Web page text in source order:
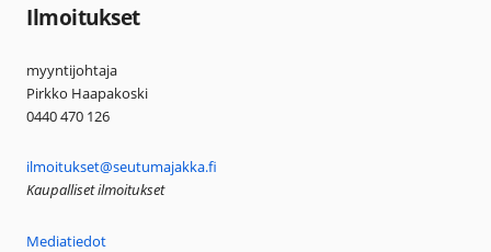
Ilmoitukset
myyntijohtaja
Pirkko Haapakoski
0440 470 126
ilmoitukset@seutumajakka.fi
Kaupalliset ilmoitukset
Mediatiedot